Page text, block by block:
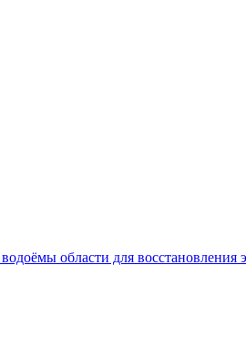
области для восстановления